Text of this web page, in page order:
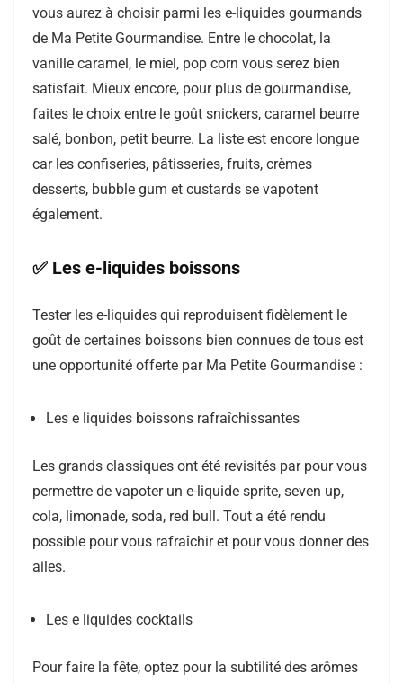
vous aurez à choisir parmi les e-liquides gourmands
de Ma Petite Gourmandise. Entre le chocolat, la
vanille caramel, le miel, pop corn vous serez bien
satisfait. Mieux encore, pour plus de gourmandise,
faites le choix entre le goût snickers, caramel beurre
salé, bonbon, petit beurre. La liste est encore longue
car les confiseries, pâtisseries, fruits, crèmes
desserts, bubble gum et custards se vapotent
également.
✅ Les e-liquides boissons
Tester les e-liquides qui reproduisent fidèlement le
goût de certaines boissons bien connues de tous est
une opportunité offerte par Ma Petite Gourmandise :
Les e liquides boissons rafraîchissantes
Les grands classiques ont été revisités par pour vous
permettre de vapoter un e-liquide sprite, seven up,
cola, limonade, soda, red bull. Tout a été rendu
possible pour vous rafraîchir et pour vous donner des
ailes.
Les e liquides cocktails
Pour faire la fête, optez pour la subtilité des arômes